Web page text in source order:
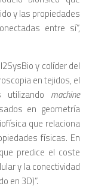
y las propiedades
entre sí”,
y colíder del
en tejidos, el
utilizando machine
en geometría
que relaciona
físicas. En
predice el coste
y la conectividad
en 3D)”.